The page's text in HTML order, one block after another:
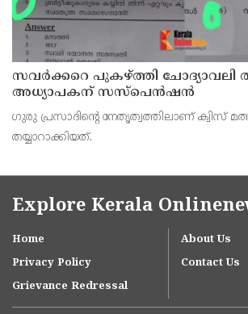
സവര്‍ക്കറെ പുകഴ്ത്തി ചോദ്യാവലി
അധ്യാപകന് സസ്‌പെന്‍ഷന്‍
ഗുരു പ്രസാദിന്റെ നേതൃത്വത്തിലാണ് ക്വിസ്
തയ്യാറാക്കിയത്.
Explore Kerala
Home
About Us
Privacy Policy
Contact Us
Grievance Redressal